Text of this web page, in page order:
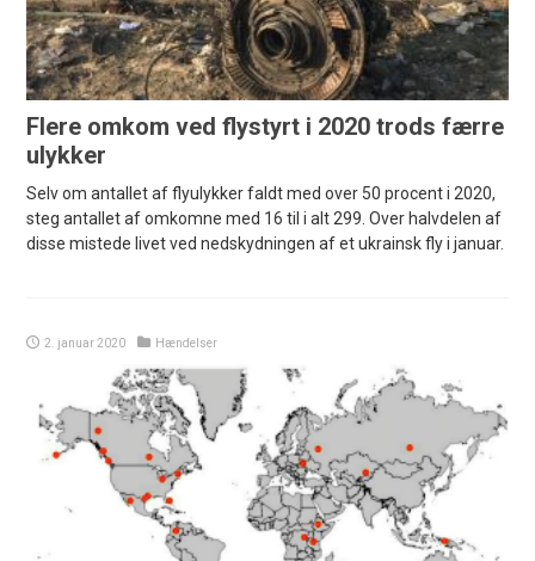
Flere omkom ved flystyrt i 2020 trods færre
ulykker
Selv om antallet af flyulykker faldt med over 50 procent i 2020,
steg antallet af omkomne med 16 til i alt 299. Over halvdelen af
disse mistede livet ved nedskydningen af et ukrainsk fly i januar.
2. januar 2020 Hændelser